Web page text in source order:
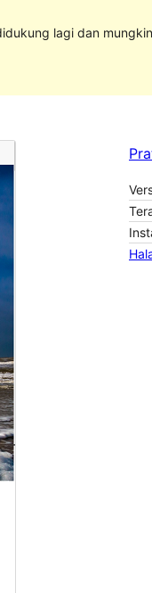
lagi dan